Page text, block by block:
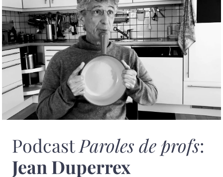
PodcastParoles de profs:
Jean Duperrex